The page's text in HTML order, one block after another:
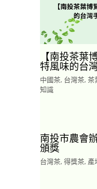
【南投茶葉
特風味的台
中國茶, 台灣茶, 茶
知識
南投市農會
頒獎
台灣茶, 得獎茶, 產